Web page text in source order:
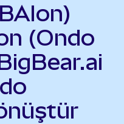
(Ondo